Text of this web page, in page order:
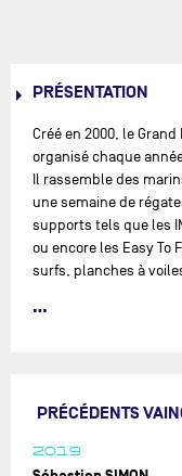
PRÉSENTATION
Créé en 2000, le
organisé chaque
Il rassemble des
une semaine de
supports tels que les
ou encore les Easy To
surfs, planches à
Evènement convivial,
mais cette année,
Bermudes 1000 Race,
PRÉCÉDENTS
2019